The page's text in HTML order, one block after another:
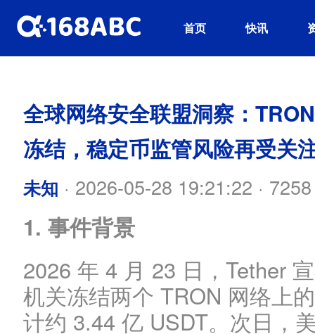
首页 快讯
全球网络安全联盟洞察：
冻结，稳定币监管风险再受关
未知 · 2026-05-28 19:21:22 · 7258
1. 事件背景
2026 年 4 月 23 日，Tether
机关冻结两个 TRON 网络上
计约 3.44 亿 USDT。次日，